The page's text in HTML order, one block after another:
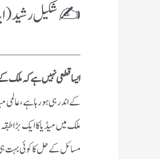
✍️ شکیل رشید (
ایسا قطعی نہیں ہے کہ ملک
کے اندر ہی ہو رہا ہے ،
ملک میں میڈیا کا ایک بڑا
مسائل کے حل کا کوئی بہت ہی